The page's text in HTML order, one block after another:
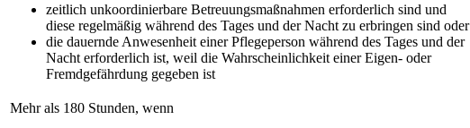
zeitlich unkoordinierbare Betreuungsmaßnahmen erforderlich sind und
diese regelmäßig während des Tages und der Nacht zu erbringen sind oder
die dauernde Anwesenheit einer Pflegeperson während des Tages und der
Nacht erforderlich ist, weil die Wahrscheinlichkeit einer Eigen- oder
Fremdgefährdung gegeben ist
Mehr als 180 Stunden, wenn